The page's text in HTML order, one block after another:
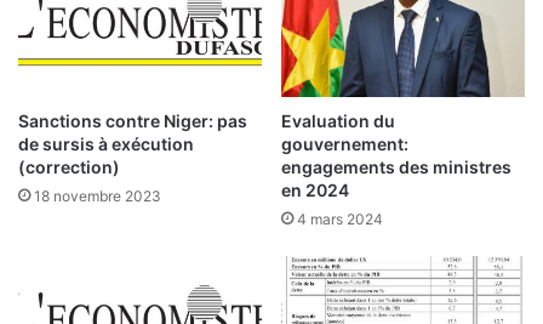
u
b
c
c
o
i
t
i
u
e
Sanctions contre Niger: pas
de sursis à exécution
(correction)
18 novembre 2023
Evaluation du
gouvernement:
engagements des ministres
en 2024
4 mars 2024